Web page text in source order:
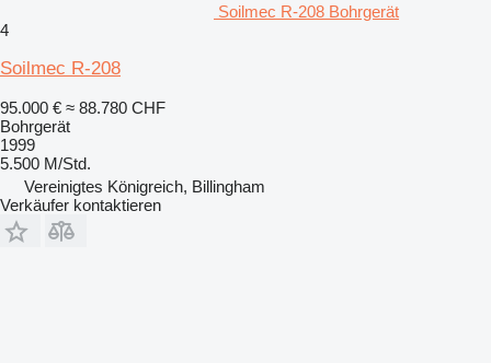
Soilmec R-208 Bohrgerät
4
Soilmec R-208
95.000 € ≈ 88.780 CHF
Bohrgerät
1999
5.500 M/Std.
Vereinigtes Königreich, Billingham
Verkäufer kontaktieren